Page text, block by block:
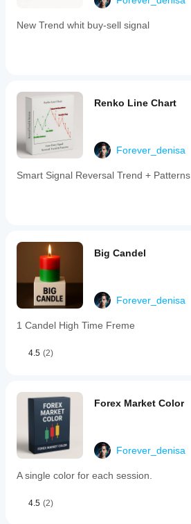
are
interactive
on
the
chart,
with
the
indicator
any
users
trend
changes,
price
entries
into
support/resistance
zones,
automatic
levels
auto-
support/resistance
feature
enabled.
can
be
New Trend whit buy-sell signal
Renko Line Chart
Forever_denisa
Smart Signal Reversal Trend + Patterns
Big Candel
Forever_denisa
1 Candel High Time Freme
4.5 (2)
Forex Market Color
Forever_denisa
A single color for each session.
4.5 (2)